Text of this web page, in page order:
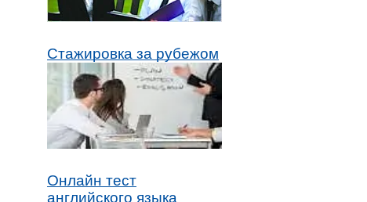
Стажировка за рубежом
Онлайн тест
английского языка